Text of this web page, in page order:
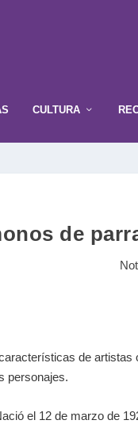
CULTURA
de
de
personajes.
el 12 de marzo de